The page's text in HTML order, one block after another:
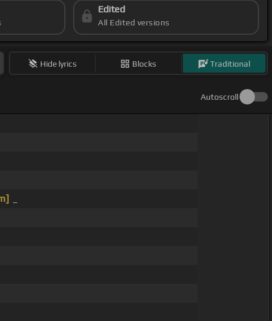
Edited
All Edited versions
Hide lyrics Blocks Traditional
Autoscroll